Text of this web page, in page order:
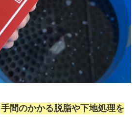
手間のかかる脱脂や下地処理を